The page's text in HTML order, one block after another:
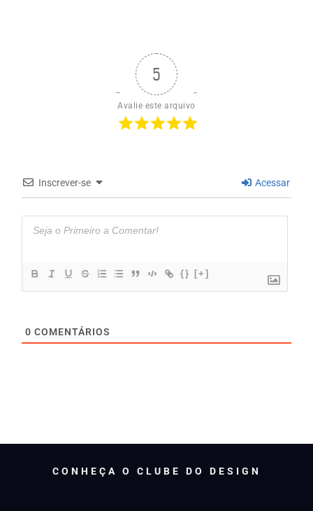
5
Avalie este arquivo
Inscrever-se Acessar
{} [+]
0 COMENTÁRIOS
CONHEÇA O CLUBE DO DESIGN